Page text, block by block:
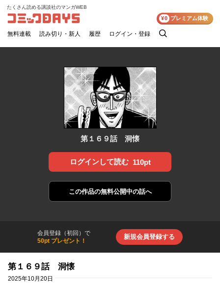
コミックDAYS
たくさん読める講談社のマンガWEB
無料連載 読み切り・新人 履歴 ログイン・登録
検
¥0 プレミアム体験
第１６９話 洞懐
ログインして読む 110pt
この作品の無料公開中の話へ
会員登録（初回）で
50pt プレゼント！
新規会員登録する
第１６９話 洞懐
2025年10月20日